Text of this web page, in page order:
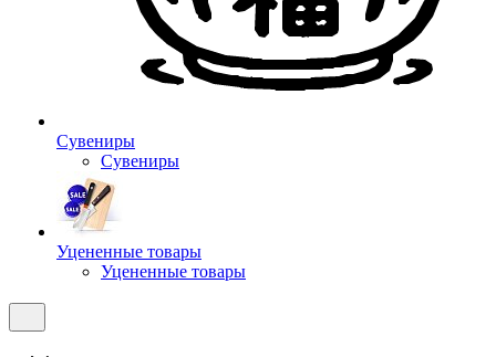
Сувениры
Сувениры
Уцененные товары
Уцененные товары